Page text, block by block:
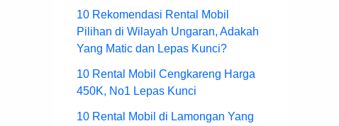
10 Rekomendasi Rental Mobil
Pilihan di Wilayah Ungaran, Adakah
Yang Matic dan Lepas Kunci?
10 Rental Mobil Cengkareng Harga
450K, No1 Lepas Kunci
10 Rental Mobil di Lamongan Yang